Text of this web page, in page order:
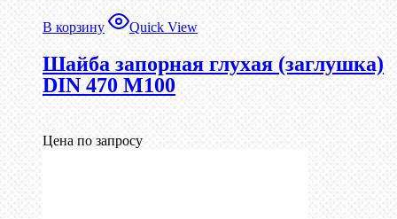
В корзину Quick View
Шайба запорная глухая (заглушка)
DIN 470 М100
Цена по запросу